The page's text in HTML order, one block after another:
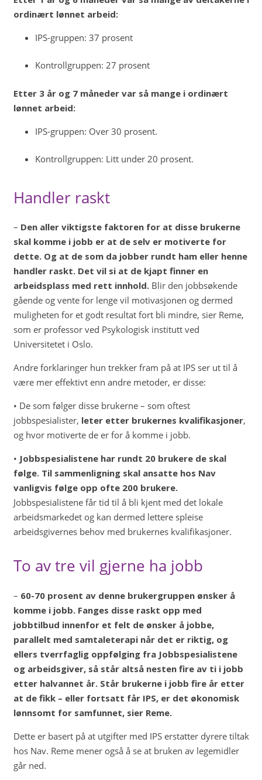
ordinært lønnet arbeid:
IPS-gruppen: 37 prosent
Kontrollgruppen: 27 prosent
Etter 3 år og 7 måneder var så mange i ordinært
lønnet arbeid:
IPS-gruppen: Over 30 prosent.
Kontrollgruppen: Litt under 20 prosent.
Handler raskt
– Den aller viktigste faktoren for at disse brukerne
skal komme i jobb er at de selv er motiverte for
dette. Og at de som da jobber rundt ham eller henne
handler raskt. Det vil si at de kjapt finner en
arbeidsplass med rett innhold.Blir den jobbsøkende
gående og vente for lenge vil motivasjonen og dermed
muligheten for et godt resultat fort bli mindre, sier Reme,
som er professor ved Psykologisk institutt ved
Universitetet i Oslo.
Andre forklaringer hun trekker fram på at IPS ser ut til å
være mer effektivt enn andre metoder, er disse:
• De som følger disse brukerne – som oftest
jobbspesialister, leter etter brukernes kvalifikasjoner,
og hvor motiverte de er for å komme i jobb.
• Jobbspesialistene har rundt 20 brukere de skal
følge. Til sammenligning skal ansatte hos Nav
vanligvis følge opp ofte 200 brukere.
Jobbspesialistene får tid til å bli kjent med det lokale
arbeidsmarkedet og kan dermed lettere spleise
arbeidsgivernes behov med brukernes kvalifikasjoner.
To av tre vil gjerne ha jobb
– 60-70 prosent av denne brukergruppen ønsker å
komme i jobb. Fanges disse raskt opp med
jobbtilbud innenfor et felt de ønsker å jobbe,
parallelt med samtaleterapi når det er riktig, og
ellers tverrfaglig oppfølging fra Jobbspesialistene
og arbeidsgiver, så står altså nesten fire av ti i jobb
etter halvannet år. Står brukerne i jobb fire år etter
at de fikk – eller fortsatt får IPS, er det økonomisk
lønnsomt for samfunnet, sier Reme.
Dette er basert på at utgifter med IPS erstatter dyrere tiltak
hos Nav. Reme mener også å se at bruken av legemidler
går ned.